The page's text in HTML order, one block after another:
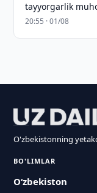
tayyorgarlik
20:55 · 01/08
O'zbekistonning
BO'LIMLAR
O‘zbekiston